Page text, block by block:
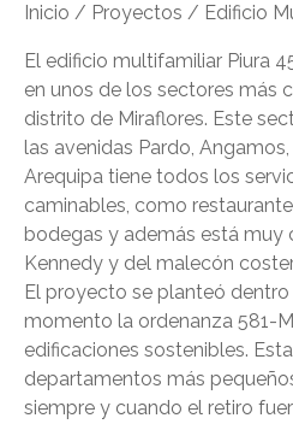
Inicio / Proyectos / Edificio
El edificio multifamiliar Piura
en unos de los sectores más
distrito de Miraflores. Este
las avenidas Pardo,
Arequipa tiene todos los
caminables, como
bodegas y además está muy
Kennedy y del malecón
El proyecto se planteó
momento la ordenanza 581-
edificaciones sostenibles.
departamentos más
siempre y cuando el retiro